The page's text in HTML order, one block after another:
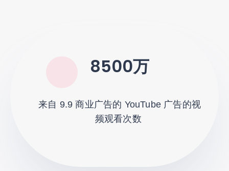
8500万
来自 9.9 商业广告的 YouTube 广告的视
频观看次数